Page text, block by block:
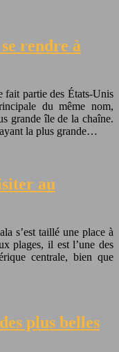
rendre à
fait partie des États-Unis
du même nom,
grande île de la chaîne.
la plus grande…
au
s’est taillé une place à
plages, il est l’une des
centrale, bien que
plus belles